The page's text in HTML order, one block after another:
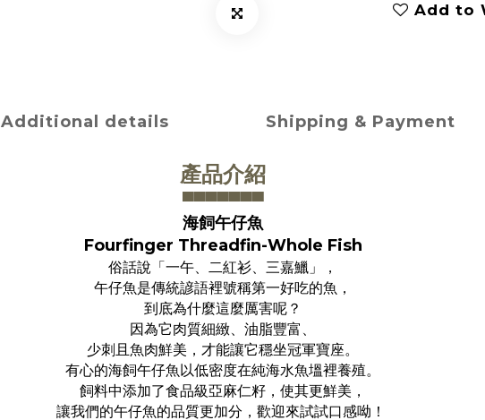
Add to
Additional details Shipping & Payment
產品介紹
▀▀▀▀▀▀▀
海飼午仔魚
Fourfinger Threadfin-Whole Fish
俗話說「一午、二紅衫、三嘉鱲」，
午仔魚是傳統諺語裡號稱第一好吃的魚，
到底為什麼這麼厲害呢？
因為它肉質細緻、油脂豐富、
少刺且魚肉鮮美，才能讓它穩坐冠軍寶座。
有心的海飼午仔魚以低密度在純海水魚塭裡養殖。
飼料中添加了食品級亞麻仁籽，使其更鮮美，
讓我們的午仔魚的品質更加分，歡迎來試試口感呦！